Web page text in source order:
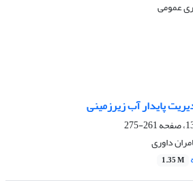
پایدار آب‏ زیرزمینی
261-275
داوری
1.35 M